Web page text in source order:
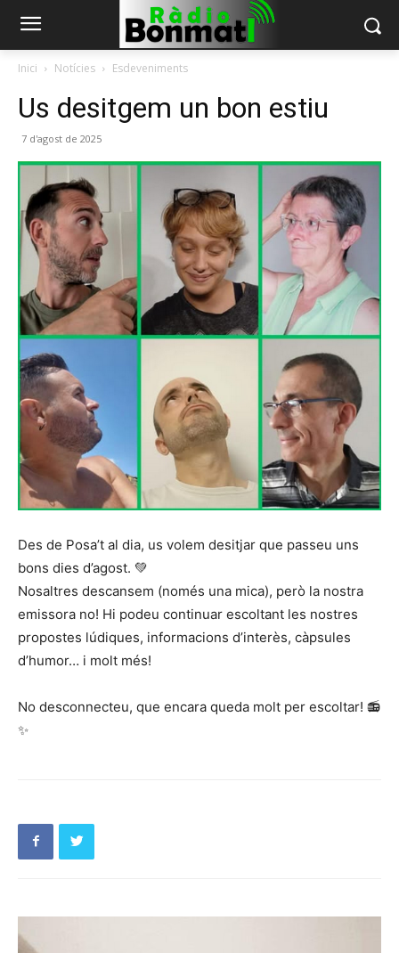
Inici Notícies Esdeveniments
Us desitgem un bon estiu
7 d'agost de 2025
Des de Posa’t al dia, us volem desitjar que passeu uns
bons dies d’agost. 💚
Nosaltres descansem (només una mica), però la nostra
emissora no! Hi podeu continuar escoltant les nostres
propostes lúdiques, informacions d’interès, càpsules
d’humor… i molt més!
No desconnecteu, que encara queda molt per escoltar! 📻
✨